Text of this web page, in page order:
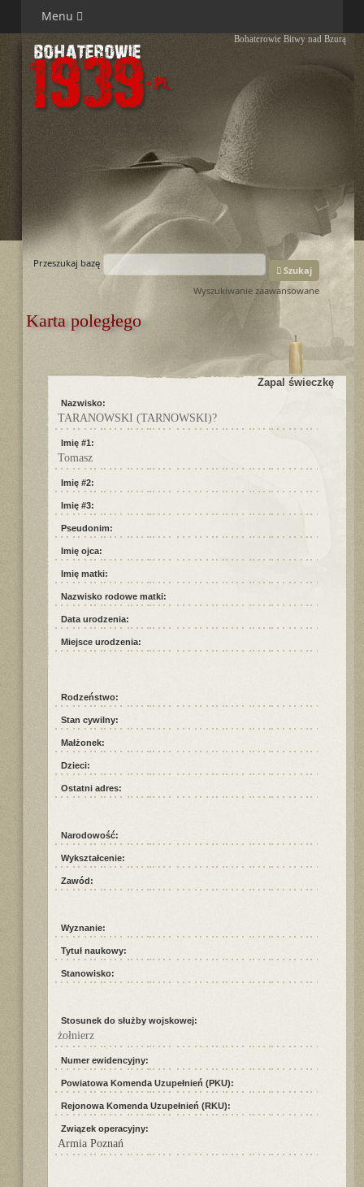
Menu
Bohaterowie Bitwy nad Bzurą
Przeszukaj bazę
Szukaj
Wyszukiwanie zaawansowane
Karta poległego
Zapal świeczkę
Nazwisko:
TARANOWSKI (TARNOWSKI)?
Imię #1:
Tomasz
Imię #2:
Imię #3:
Pseudonim:
Imię ojca:
Imię matki:
Nazwisko rodowe matki:
Data urodzenia:
Miejsce urodzenia:
Rodzeństwo:
Stan cywilny:
Małżonek:
Dzieci:
Ostatni adres:
Narodowość:
Wykształcenie:
Zawód:
Wyznanie:
Tytuł naukowy:
Stanowisko:
Stosunek do służby wojskowej:
żołnierz
Numer ewidencyjny:
Powiatowa Komenda Uzupełnień (PKU):
Rejonowa Komenda Uzupełnień (RKU):
Związek operacyjny:
Armia Poznań